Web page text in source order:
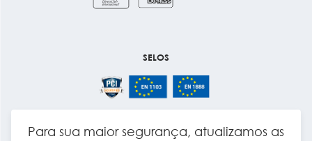
Para sua maior segurança, atualizamos as
SELOS